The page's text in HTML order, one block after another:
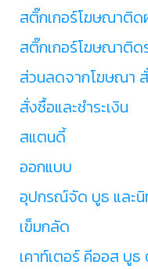
สติ๊กเกอร์โฆษณาติด
สติ๊กเกอร์โฆษณาติด
ส่วนลดจากโฆษณา
สั่งซื้อและชำระเงิน
สแตนดี้
ออกแบบ
อุปกรณ์จัด บูธ และนิ
เข็มกลัด
เคาท์เตอร์ คีออส บูธ